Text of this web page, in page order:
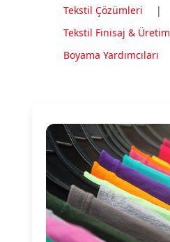
Tekstil Çözümleri
|
Tekstil Finisaj & Üretim
Boyama Yardımcıları